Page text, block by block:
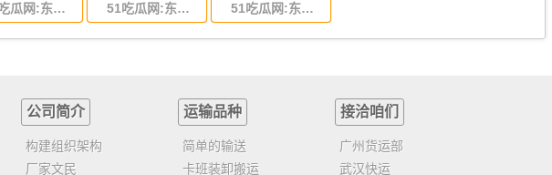
51吃瓜网:东莞到浙江省物流运输,东莞到浙江省物流公司 51吃瓜网:东莞到福建省物流运输,东莞到福建省物流公司 51吃瓜网:东莞到广西物流专线,东莞到广西物流公司
公司简介
构建组织架构
厂家文民
运输品种
简单的输送
卡班装卸搬运
接洽咱们
广州货运部
武汉快运